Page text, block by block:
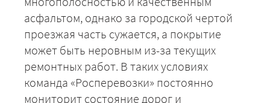
асфальтом, однако за городской чертой
проезжая часть сужается, а покрытие
может быть неровным из-за текущих
ремонтных работ. В таких условиях
команда «Росперевозки» постоянно
мониторит состояние дорог и